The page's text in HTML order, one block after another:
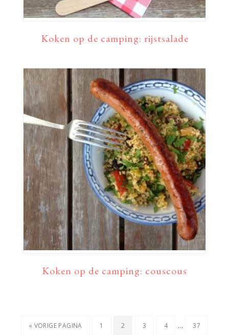
Koken op de camping: rijstsalade
Koken op de camping: couscous
« GA
VORIGE PAGINA PAGINA
1 PAGINA
2 PAGINA
3 PAGINA
4
Interim
… PAGINA
37